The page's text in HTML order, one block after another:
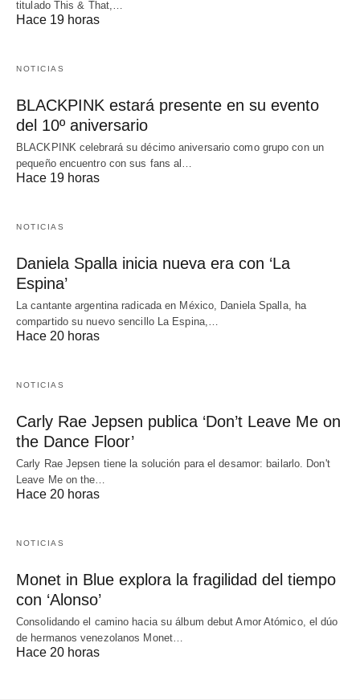
titulado This & That,…
Hace 19 horas
NOTICIAS
BLACKPINK estará presente en su evento
del 10º aniversario
BLACKPINK celebrará su décimo aniversario como grupo con un
pequeño encuentro con sus fans al…
Hace 19 horas
NOTICIAS
Daniela Spalla inicia nueva era con ‘La
Espina’
La cantante argentina radicada en México, Daniela Spalla, ha
compartido su nuevo sencillo La Espina,…
Hace 20 horas
NOTICIAS
Carly Rae Jepsen publica ‘Don’t Leave Me on
the Dance Floor’
Carly Rae Jepsen tiene la solución para el desamor: bailarlo. Don't
Leave Me on the…
Hace 20 horas
NOTICIAS
Monet in Blue explora la fragilidad del tiempo
con ‘Alonso’
Consolidando el camino hacia su álbum debut Amor Atómico, el dúo
de hermanos venezolanos Monet…
Hace 20 horas